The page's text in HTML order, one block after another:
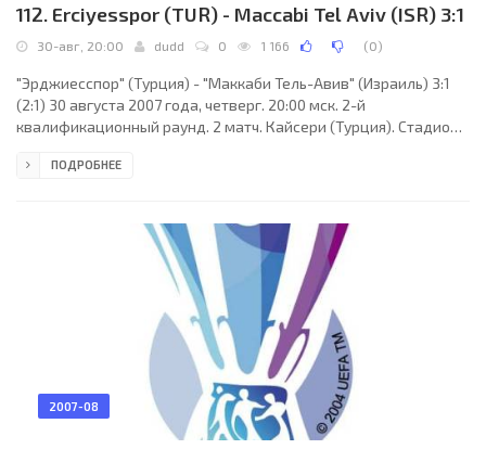
112. Erciyesspor (TUR) - Maccabi Tel Aviv (ISR) 3:1
30-авг, 20:00 dudd 0 1 166 (0)
"Эрджиесспор" (Турция) - "Маккаби Тель-Авив" (Израиль) 3:1
(2:1) 30 августа 2007 года, четверг. 20:00 мск. 2-й
квалификационный раунд. 2 матч. Кайсери (Турция). Стадион
Попа (Румыния), Nicolae Sorin Meghesan (Румыния). Резервный:
Айдын Йылдырым, Камил Сенер, Ильхан Эзбай (к), Кексал
Едек, Бурхан Чоскун (Эмер Козен, 87), Эмрах
ПОДРОБНЕЕ
2007-08